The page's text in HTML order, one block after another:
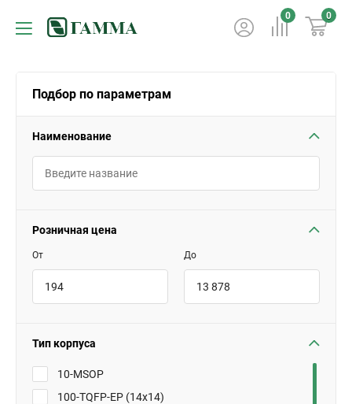
0 0
Подбор по параметрам
Наименование
Розничная цена
От До
Тип корпуса
10-MSOP
100-TQFP-EP (14x14)